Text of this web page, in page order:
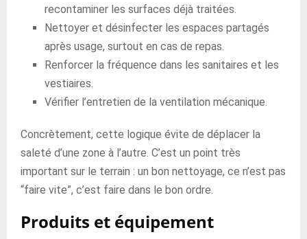
recontaminer les surfaces déjà traitées.
Nettoyer et désinfecter les espaces partagés
après usage, surtout en cas de repas.
Renforcer la fréquence dans les sanitaires et les
vestiaires.
Vérifier l’entretien de la ventilation mécanique.
Concrètement, cette logique évite de déplacer la
saleté d’une zone à l’autre. C’est un point très
important sur le terrain : un bon nettoyage, ce n’est pas
“faire vite”, c’est faire dans le bon ordre.
Produits et équipement